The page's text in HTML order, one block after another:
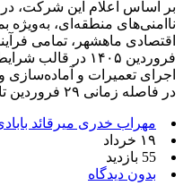
بر اساس اعلام این شرکت،
ناامنی‌های منطقه‌ای، به‌ویژه
فروردین ۱۴۰۵ در
اجرای تعمیرات و آماده‌سازی
در فاصله زمانی ۲۹ فروردین تا […]
مهراب خدری میرقائد
۱۹ خرداد
55 بازدید
بدون دیدگاه